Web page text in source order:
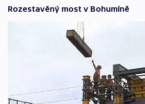
Rozestavěný most v Bohumíně